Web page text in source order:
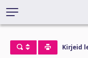
Kirjeid